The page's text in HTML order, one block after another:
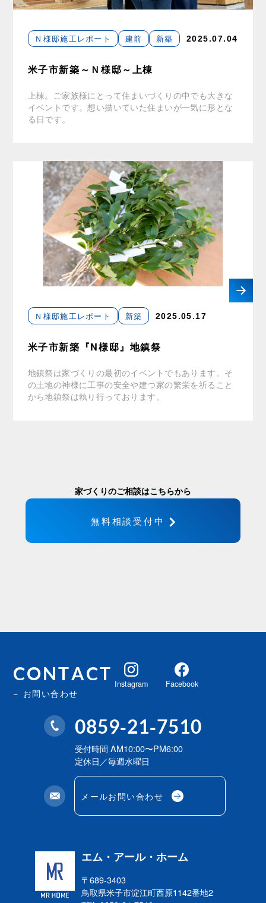
Ｎ様邸施工レポート 建前 新築 2025.07.04
米子市新築～Ｎ様邸～上棟
上棟。ご家族様にとって住まいづくりの中でも大きな
イベントです。想い描いていた住まいが一気に形とな
る日です。
Ｎ様邸施工レポート 新築 2025.05.17
米子市新築『N様邸』地鎮祭
地鎮祭は家づくりの最初のイベントでもあります。そ
の土地の神様に工事の安全や建つ家の繁栄を祈ること
から地鎮祭は執り行っております。
家づくりのご相談はこちらから
無料相談受付中
CONTACT
お問い合わせ
0859-21-7510
受付時間 AM10:00〜PM6:00
定休日／毎週水曜日
メールお問い合わせ
エム・アール・ホーム
〒689-3403
鳥取県米子市淀江町西原1142番地2
Instagram Facebook